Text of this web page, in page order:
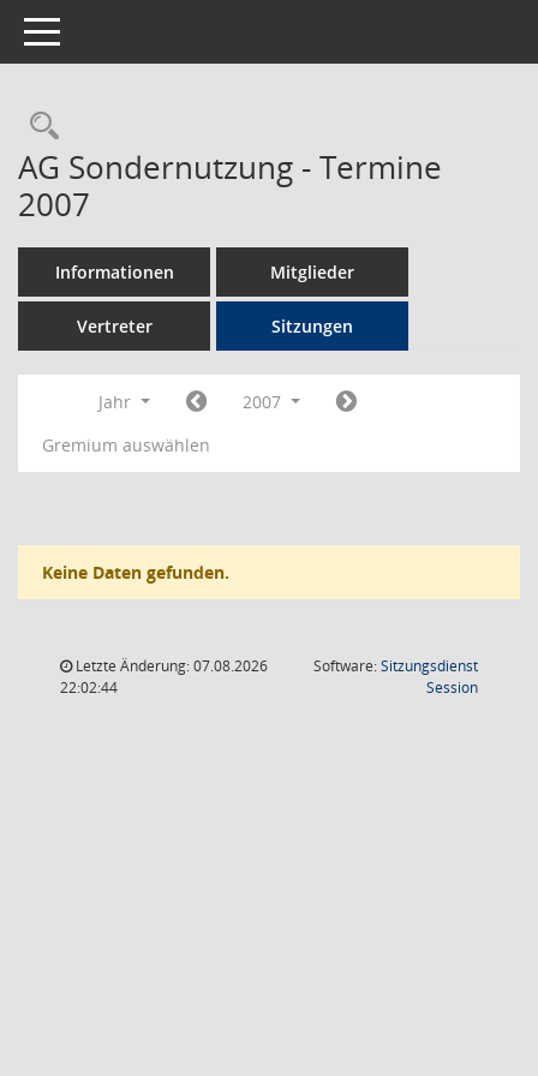
Toggle navigation
Rechercheauswahl
AG Sondernutzung - Termine
2007
Informationen Mitglieder
Vertreter Sitzungen
Jahr
2007
Gremium auswählen
Keine Daten gefunden.
Letzte Änderung: 07.08.2026
22:02:44
Software:Sitzungsdienst
Session(Wird in